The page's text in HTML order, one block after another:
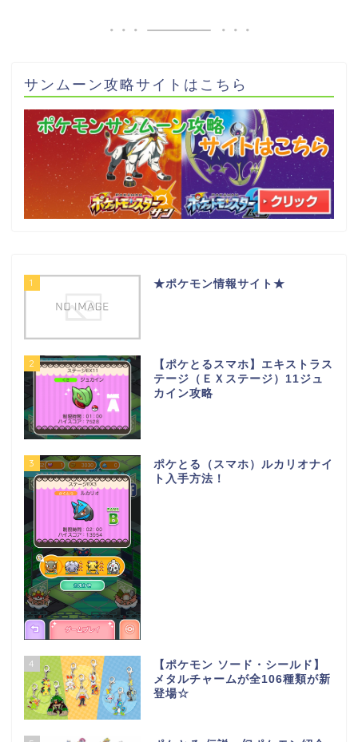
サンムーン攻略サイトはこちら
1 ★ポケモン情報サイト★
2
【ポケとるスマホ】エキストラス
テージ（ＥＸステージ）11ジュ
カイン攻略
3
ポケとる（スマホ）ルカリオナイ
ト入手方法！
4
【ポケモン ソード・シールド】
メタルチャームが全106種類が新
登場☆